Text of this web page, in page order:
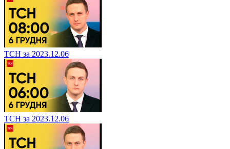
ТСН за 2023.12.06
ТСН за 2023.12.06